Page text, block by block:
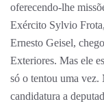
oferecendo-lhe
Exército Sylvio
Ernesto Geisel,
Exteriores. Mas ele
só o tentou uma vez.
candidatura a